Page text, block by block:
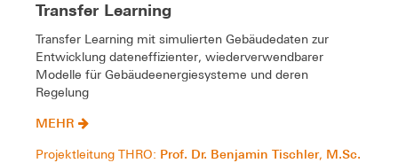
Transfer Learning
Transfer Learning mit simulierten Gebäudedaten zur
Entwicklung dateneffizienter, wiederverwendbarer
Modelle für Gebäudeenergiesysteme und deren
Regelung
MEHR
Projektleitung THRO: Prof. Dr. Benjamin Tischler, M.Sc.